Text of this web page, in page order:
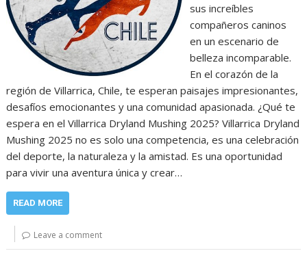
sus increíbles
compañeros caninos
en un escenario de
belleza incomparable.
En el corazón de la
región de Villarrica, Chile, te esperan paisajes impresionantes,
desafíos emocionantes y una comunidad apasionada. ¿Qué te
espera en el Villarrica Dryland Mushing 2025? Villarrica Dryland
Mushing 2025 no es solo una competencia, es una celebración
del deporte, la naturaleza y la amistad. Es una oportunidad
para vivir una aventura única y crear…
READ MORE
Leave a comment